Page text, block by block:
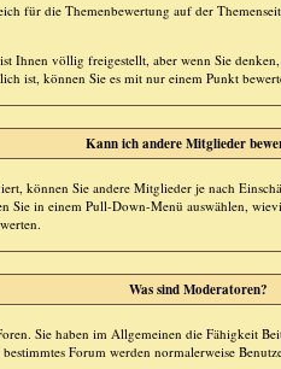
für die Themenbewertung auf der
Ihnen völlig freigestellt, aber wenn Sie
ist, können Sie es mit nur einem Punkt
Kann ich andere Mitglieder
können Sie andere Mitglieder je nach
Sie in einem Pull-Down-Menü auswählen,
Was sind Moderatoren?
Sie haben im Allgemeinen die Fähigkeit
Forum werden normalerweise